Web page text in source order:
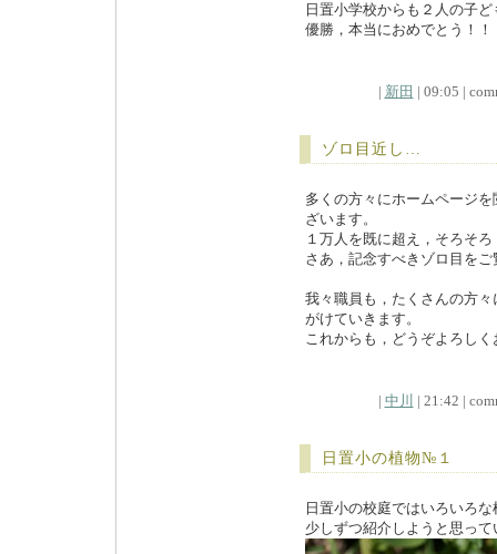
日置小学校からも２人の子
優勝，本当におめでとう！！
| 新田 | 09:05 |
ゾロ目近し…
多くの方々にホームページ
ざいます。
１万人を既に超え，そろそ
さあ，記念すべきゾロ目を
我々職員も，たくさんの方
がけていきます。
これからも，どうぞよろし
| 中川 | 21:42 |
日置小の植物№１
日置小の校庭ではいろいろ
少しずつ紹介しようと思って